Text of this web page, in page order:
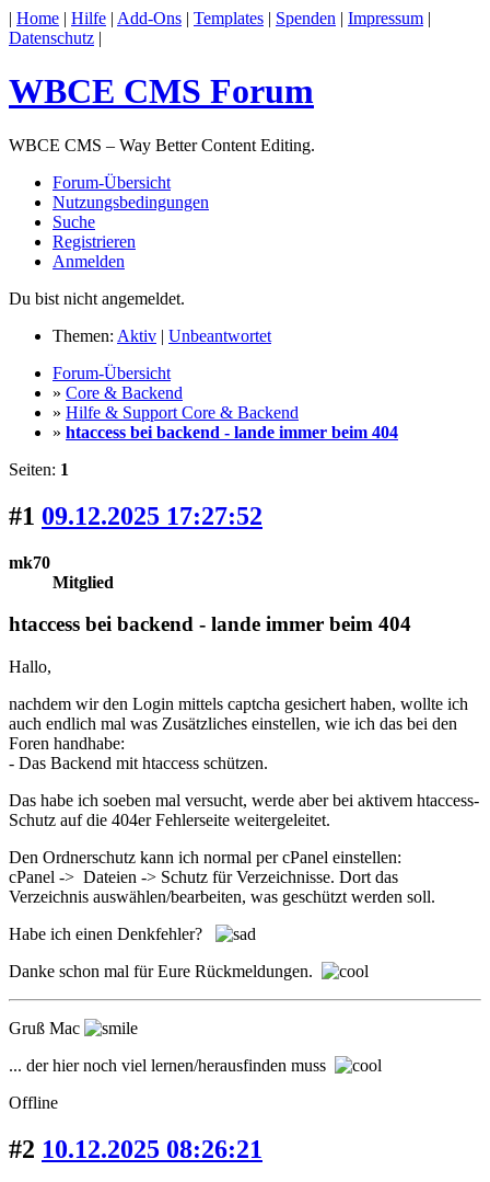
| Home | Hilfe | Add-Ons | Templates | Spenden | Impressum |
Datenschutz |
WBCE CMS Forum
WBCE CMS – Way Better Content Editing.
Forum-Übersicht
Nutzungsbedingungen
Suche
Registrieren
Anmelden
Du bist nicht angemeldet.
Themen: Aktiv | Unbeantwortet
Forum-Übersicht
» Core & Backend
» Hilfe & Support Core & Backend
» htaccess bei backend - lande immer beim 404
Seiten: 1
#1 09.12.2025 17:27:52
mk70
Mitglied
htaccess bei backend - lande immer beim 404
Hallo,
nachdem wir den Login mittels captcha gesichert haben, wollte ich
auch endlich mal was Zusätzliches einstellen, wie ich das bei den
Foren handhabe:
- Das Backend mit htaccess schützen.
Das habe ich soeben mal versucht, werde aber bei aktivem htaccess-
Schutz auf die 404er Fehlerseite weitergeleitet.
Den Ordnerschutz kann ich normal per cPanel einstellen:
cPanel -> Dateien -> Schutz für Verzeichnisse. Dort das
Verzeichnis auswählen/bearbeiten, was geschützt werden soll.
Habe ich einen Denkfehler?
Danke schon mal für Eure Rückmeldungen.
Gruß Mac
... der hier noch viel lernen/herausfinden muss
Offline
#2 10.12.2025 08:26:21